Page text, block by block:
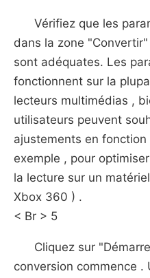
Vérifiez que les
dans la zone
sont adéquates. Les
fonctionnent sur ​​la
lecteurs multimédias ,
utilisateurs peuvent
ajustements en
exemple , pour
la lecture sur un
Xbox 360 ) .
< Br > 5
Cliquez sur
conversion commence .